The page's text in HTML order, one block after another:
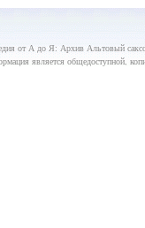
от А до Я: Архив Альтовый
является общедоступной,